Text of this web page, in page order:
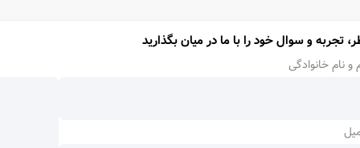
تجربه و سوال خود را با ما در میان بگذارید
و نام خانوادگی